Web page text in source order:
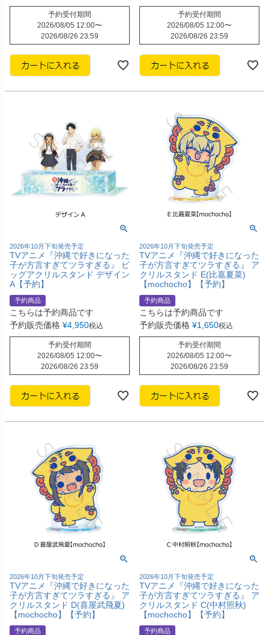
予約受付期間
2026/08/05 12:00〜
2026/08/26 23:59
予約受付期間
2026/08/05 12:00〜
2026/08/26 23:59
2026年10月下旬発売予定
TVアニメ『沖縄で好きになった
子が方言すぎてツラすぎる』 ビ
ッグアクリルスタンド デザイン
A【予約】
予約商品
こちらは予約商品です
予約販売価格 ¥4,950税込
予約受付期間
2026/08/05 12:00〜
2026/08/26 23:59
2026年10月下旬発売予定
TVアニメ『沖縄で好きになった
子が方言すぎてツラすぎる』 ア
クリルスタンド E(比嘉夏菜)
【mochocho】【予約】
予約商品
こちらは予約商品です
予約販売価格 ¥1,650税込
予約受付期間
2026/08/05 12:00〜
2026/08/26 23:59
2026年10月下旬発売予定
TVアニメ『沖縄で好きになった
子が方言すぎてツラすぎる』 ア
クリルスタンド D(喜屋武飛夏)
【mochocho】【予約】
予約商品
2026年10月下旬発売予定
TVアニメ『沖縄で好きになった
子が方言すぎてツラすぎる』 ア
クリルスタンド C(中村照秋)
【mochocho】【予約】
予約商品